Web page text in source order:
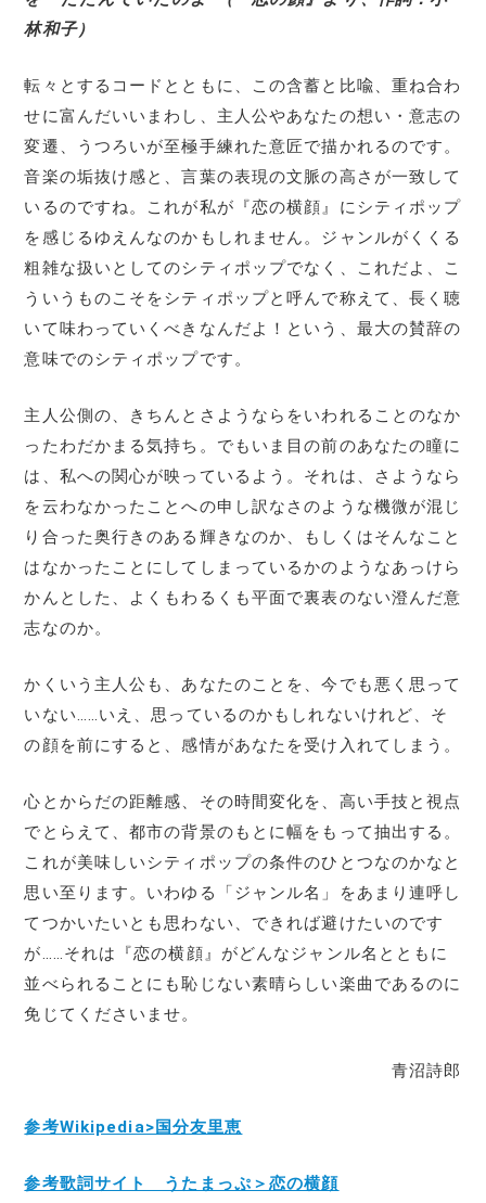
林和子）
転々とするコードとともに、この含蓄と比喩、重ね合わ
せに富んだいいまわし、主人公やあなたの想い・意志の
変遷、うつろいが至極手練れた意匠で描かれるのです。
音楽の垢抜け感と、言葉の表現の文脈の高さが一致して
いるのですね。これが私が『恋の横顔』にシティポップ
を感じるゆえんなのかもしれません。ジャンルがくくる
粗雑な扱いとしてのシティポップでなく、これだよ、こ
ういうものこそをシティポップと呼んで称えて、長く聴
いて味わっていくべきなんだよ！という、最大の賛辞の
意味でのシティポップです。
主人公側の、きちんとさようならをいわれることのなか
ったわだかまる気持ち。でもいま目の前のあなたの瞳に
は、私への関心が映っているよう。それは、さようなら
を云わなかったことへの申し訳なさのような機微が混じ
り合った奥行きのある輝きなのか、もしくはそんなこと
はなかったことにしてしまっているかのようなあっけら
かんとした、よくもわるくも平面で裏表のない澄んだ意
志なのか。
かくいう主人公も、あなたのことを、今でも悪く思って
いない……いえ、思っているのかもしれないけれど、そ
の顔を前にすると、感情があなたを受け入れてしまう。
心とからだの距離感、その時間変化を、高い手技と視点
でとらえて、都市の背景のもとに幅をもって抽出する。
これが美味しいシティポップの条件のひとつなのかなと
思い至ります。いわゆる「ジャンル名」をあまり連呼し
てつかいたいとも思わない、できれば避けたいのです
が……それは『恋の横顔』がどんなジャンル名とともに
並べられることにも恥じない素晴らしい楽曲であるのに
免じてくださいませ。
青沼詩郎
参考Wikipedia>国分友里恵
参考歌詞サイト うたまっぷ＞恋の横顔